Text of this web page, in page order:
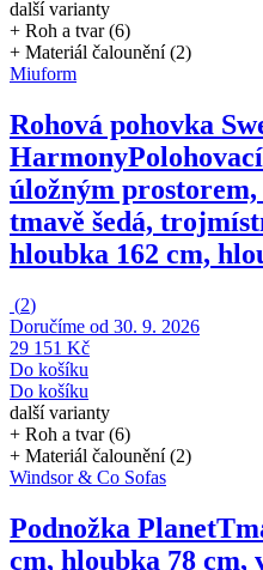
další varianty
+ Roh a tvar (6)
+ Materiál čalounění (2)
Miuform
Rohová pohovka
Harmony
úložným
tmavě šedá,
hloubka 162 cm,
(2)
Doručíme od 30. 9. 2026
29 151 Kč
Do košíku
Do košíku
další varianty
+ Roh a tvar (6)
+ Materiál čalounění (2)
Windsor & Co Sofas
Podnožka Planet
cm, hloubka 78 cm,